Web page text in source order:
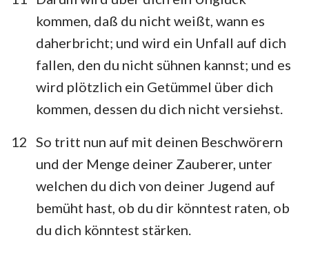
57
58 59 60 61 62
kommen, daß du nicht weißt, wann es
daherbricht; und wird ein Unfall auf dich
fallen, den du nicht sühnen kannst; und es
wird plötzlich ein Getümmel über dich
kommen, dessen du dich nicht versiehst.
12 So tritt nun auf mit deinen Beschwörern
und der Menge deiner Zauberer, unter
welchen du dich von deiner Jugend auf
bemüht hast, ob du dir könntest raten, ob
du dich könntest stärken.